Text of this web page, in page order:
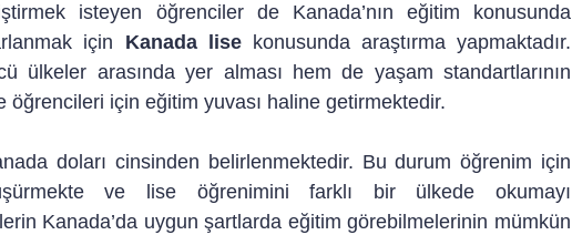
isteyen öğrenciler de Kanada’nın eğitim konusunda
için Kanada lise konusunda araştırma yapmaktadır.
ülkeler arasında yer alması hem de yaşam standartlarının
öğrencileri için eğitim yuvası haline getirmektedir.
doları cinsinden belirlenmektedir. Bu durum öğrenim için
ve lise öğrenimini farklı bir ülkede okumayı
Kanada’da uygun şartlarda eğitim görebilmelerinin mümkün